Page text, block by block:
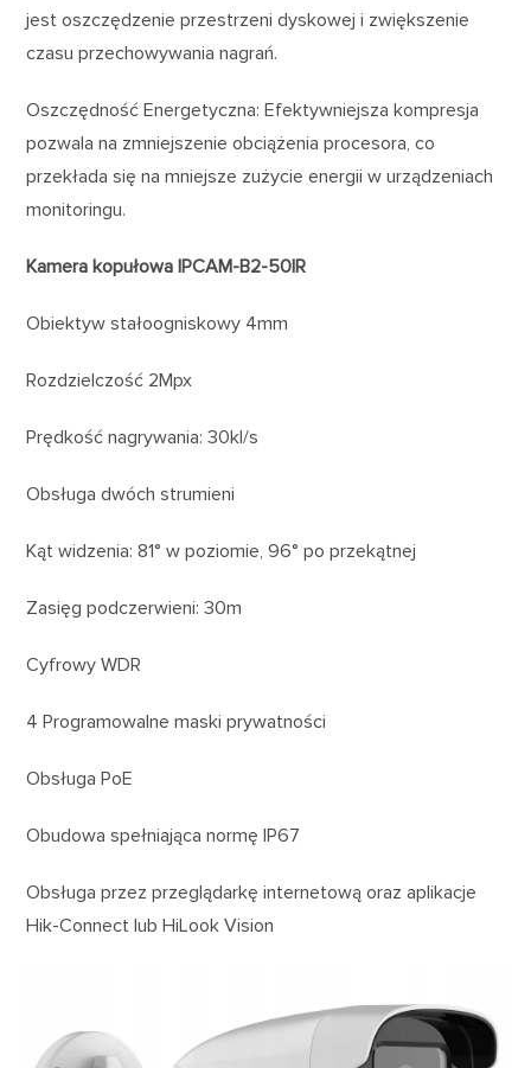
jest oszczędzenie przestrzeni dyskowej i zwiększenie
czasu przechowywania nagrań.
Oszczędność Energetyczna: Efektywniejsza kompresja
pozwala na zmniejszenie obciążenia procesora, co
przekłada się na mniejsze zużycie energii w urządzeniach
monitoringu.
Kamera kopułowa IPCAM-B2-50IR
Obiektyw stałoogniskowy 4mm
Rozdzielczość 2Mpx
Prędkość nagrywania: 30kl/s
Obsługa dwóch strumieni
Kąt widzenia: 81° w poziomie, 96° po przekątnej
Zasięg podczerwieni: 30m
Cyfrowy WDR
4 Programowalne maski prywatności
Obsługa PoE
Obudowa spełniająca normę IP67
Obsługa przez przeglądarkę internetową oraz aplikacje
Hik-Connect lub HiLook Vision